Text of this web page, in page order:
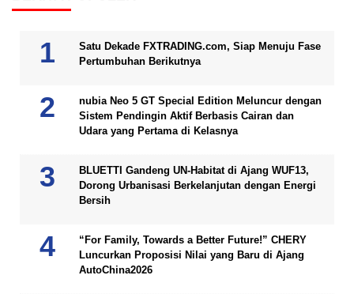
Satu Dekade FXTRADING.com, Siap Menuju Fase
Pertumbuhan Berikutnya
nubia Neo 5 GT Special Edition Meluncur dengan
Sistem Pendingin Aktif Berbasis Cairan dan
Udara yang Pertama di Kelasnya
BLUETTI Gandeng UN-Habitat di Ajang WUF13,
Dorong Urbanisasi Berkelanjutan dengan Energi
Bersih
“For Family, Towards a Better Future!” CHERY
Luncurkan Proposisi Nilai yang Baru di Ajang
AutoChina2026